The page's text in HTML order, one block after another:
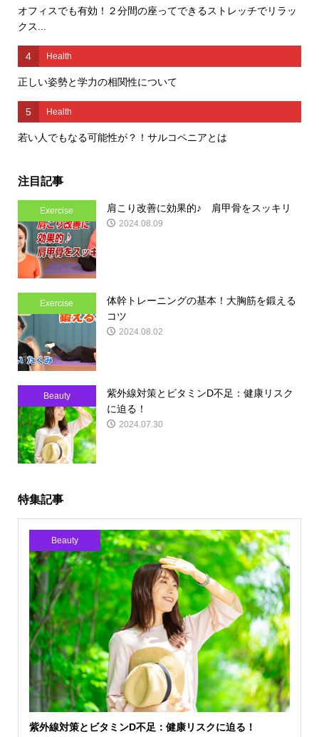
オフィスでも有効！２分間の座ってできるストレッチでリラッ
クス...
4 Health
正しい姿勢と学力の相関性について
5 Health
若い人でもなる可能性が？！サルコペニアとは
注目記事
Exercise 肩こり改善に効果的♪ 肩甲骨をスッキリ
2024.08.09
Exercise
体幹トレーニングの基本！大胸筋を鍛える
コツ
2024.08.02
Beauty
紫外線対策とビタミンD不足：健康リスク
に迫る！
2024.07.30
特集記事
Beauty
紫外線対策とビタミンD不足：健康リスクに迫る！